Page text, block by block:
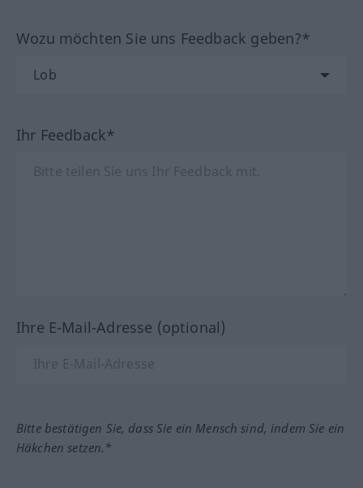
Wozu möchten Sie uns Feedback geben?*
Ihr Feedback*
Ihre E-Mail-Adresse (optional)
Bitte bestätigen Sie, dass Sie ein Mensch sind, indem Sie ein
Häkchen setzen.*